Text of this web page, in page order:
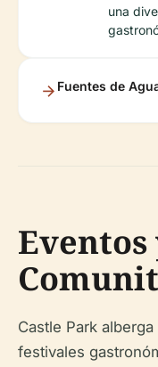
una
Fuentes de
Castle Park
festivales